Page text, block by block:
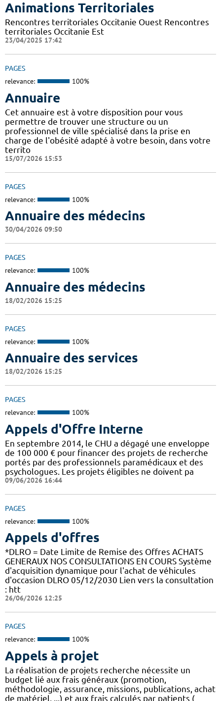
Animations Territoriales
Rencontres territoriales Occitanie Ouest Rencontres
territoriales Occitanie Est
23/04/2025 17:42
PAGES
relevance: 100%
Annuaire
Cet annuaire est à votre disposition pour vous
permettre de trouver une structure ou un
professionnel de ville spécialisé dans la prise en
charge de l'obésité adapté à votre besoin, dans votre
territo
15/07/2026 15:53
PAGES
relevance: 100%
Annuaire des médecins
30/04/2026 09:50
PAGES
relevance: 100%
Annuaire des médecins
18/02/2026 15:25
PAGES
relevance: 100%
Annuaire des services
18/02/2026 15:25
PAGES
relevance: 100%
Appels d'Offre Interne
En septembre 2014, le CHU a dégagé une enveloppe
de 100 000 € pour financer des projets de recherche
portés par des professionnels paramédicaux et des
psychologues. Les projets éligibles ne doivent pa
09/06/2026 16:44
PAGES
relevance: 100%
Appels d'offres
*DLRO = Date Limite de Remise des Offres ACHATS
GENERAUX NOS CONSULTATIONS EN COURS Système
d'acquisition dynamique pour l'achat de véhicules
d'occasion DLRO 05/12/2030 Lien vers la consultation
: htt
26/06/2026 12:25
PAGES
relevance: 100%
Appels à projet
La réalisation de projets recherche nécessite un
budget lié aux frais généraux (promotion,
méthodologie, assurance, missions, publications, achat
de matériel, ...) et aux frais calculés par patients (